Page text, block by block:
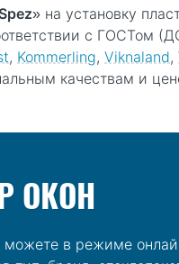
Spez» на установку
с ГОСТом
, Kommerling, Viknaland,
качествам и
ОКОН
в режиме